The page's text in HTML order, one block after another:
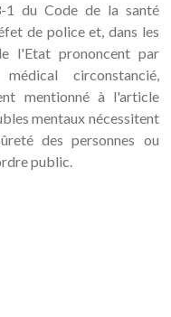
1 du Code de la santé
de police et, dans les
l'Etat prononcent par
circonstancié,
mentionné à l'article
mentaux nécessitent
des personnes ou
public.